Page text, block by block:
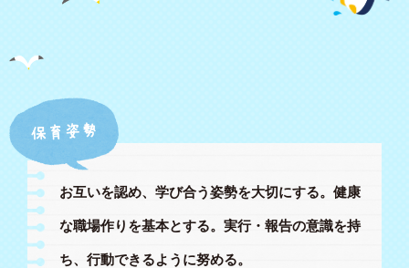
お互いを認め、学び合う姿勢を大切にする。 健康
な職場作りを基本とする。 実行・報告の意識を持
ち、行動できるように努める。